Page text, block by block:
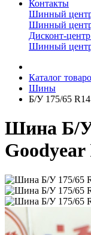
Контакты
Шинный
Шинный
Дисконт-
Шинный
Каталог
Шины
Б/У 175/65
Шина Б/У
Goodyear